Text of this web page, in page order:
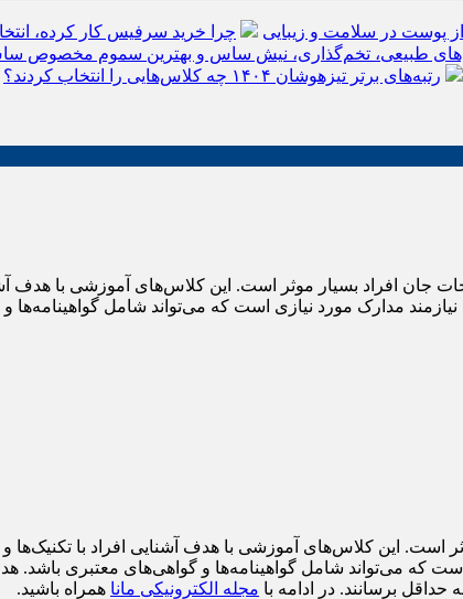
پوست در سلامت و زیبایی چرا خرید سرفیس کار کرده،
طبیعی، تخم‌گذاری، نیش ساس و بهترین سموم مخصوص
رتبه‌های برتر تیزهوشان ۱۴۰۴ چه کلاس‌هایی را انتخاب کردند؟
جان افراد بسیار موثر است. این کلاس‌های آموزشی با هدف
مدارک مورد نیازی است که می‌تواند شامل گواهینامه‌ها
است. این کلاس‌های آموزشی با هدف آشنایی افراد با
که می‌تواند شامل گواهینامه‌ها و گواهی‌های معتبری
برسانند. در ادامه با مجله الکترونیکی مانا همراه باشید.